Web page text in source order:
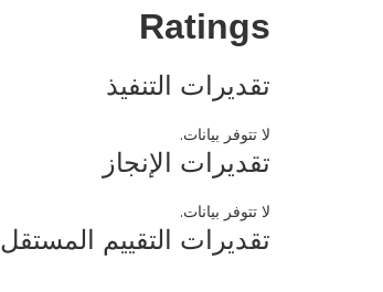
Ratings
تقديرات التنفيذ
لا تتوفر بيانات.
تقديرات الإنجاز
لا تتوفر بيانات.
تقديرات التقييم المستقل